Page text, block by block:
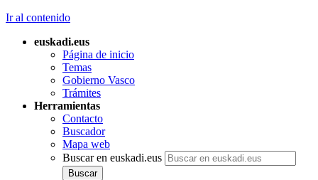
Ir al contenido
euskadi.eus
Página de inicio
Temas
Gobierno Vasco
Trámites
Herramientas
Contacto
Buscador
Mapa web
Buscar en euskadi.eus